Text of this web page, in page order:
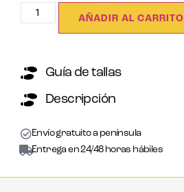
AÑADIR AL CARRITO
Guía de tallas
Descripción
Envío gratuito a península
Entrega en 24/48 horas hábiles